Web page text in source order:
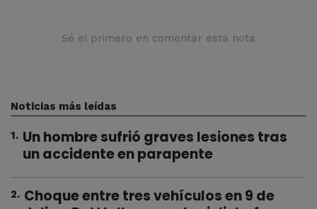
Sé el primero en comentar esta nota
Noticias más leídas
1. Un hombre sufrió graves lesiones tras
un accidente en parapente
2. Choque entre tres vehículos en 9 de